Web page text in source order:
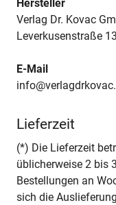
Hersteller
Verlag Dr. Kovac
Leverkusenstraße
E-Mail
Lieferzeit
(*) Die Lieferzeit
üblicherweise 2 bis
Bestellungen an
sich die